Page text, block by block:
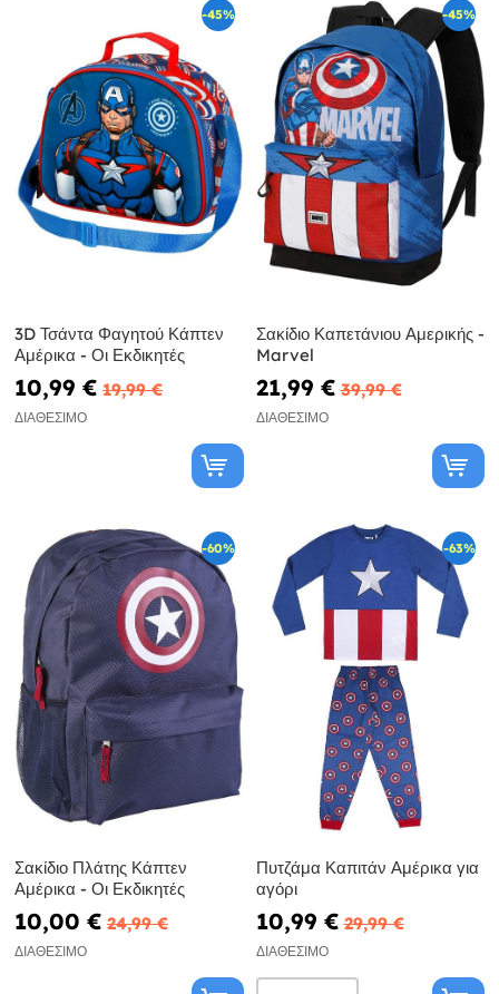
-45%
3D Τσάντα Φαγητού Κάπτεν
Αμέρικα - Οι Εκδικητές
10,99 € 19,99 €
ΔΙΑΘΈΣΙΜΟ
-45%
Σακίδιο Καπετάνιου Αμερικής -
Marvel
21,99 € 39,99 €
ΔΙΑΘΈΣΙΜΟ
-60%
Σακίδιο Πλάτης Κάπτεν
Αμέρικα - Οι Εκδικητές
10,00 € 24,99 €
ΔΙΑΘΈΣΙΜΟ
-63%
Πυτζάμα Καπιτάν Αμέρικα για
αγόρι
10,99 € 29,99 €
ΔΙΑΘΈΣΙΜΟ